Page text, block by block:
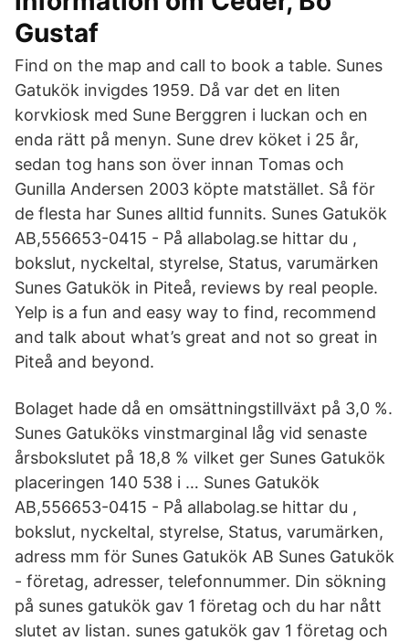
Gustaf
Find on the map and call to book a table. Sunes
Gatukök invigdes 1959. Då var det en liten
korvkiosk med Sune Berggren i luckan och en
enda rätt på menyn. Sune drev köket i 25 år,
sedan tog hans son över innan Tomas och
Gunilla Andersen 2003 köpte matstället. Så för
de flesta har Sunes alltid funnits. Sunes Gatukök
AB,556653-0415 - På allabolag.se hittar du ,
bokslut, nyckeltal, styrelse, Status, varumärken
Sunes Gatukök in Piteå, reviews by real people.
Yelp is a fun and easy way to find, recommend
and talk about what’s great and not so great in
Piteå and beyond.
Bolaget hade då en omsättningstillväxt på 3,0 %.
Sunes Gatuköks vinstmarginal låg vid senaste
årsbokslutet på 18,8 % vilket ger Sunes Gatukök
placeringen 140 538 i … Sunes Gatukök
AB,556653-0415 - På allabolag.se hittar du ,
bokslut, nyckeltal, styrelse, Status, varumärken,
adress mm för Sunes Gatukök AB Sunes Gatukök
- företag, adresser, telefonnummer. Din sökning
på sunes gatukök gav 1 företag och du har nått
slutet av listan. sunes gatukök gav 1 företag och